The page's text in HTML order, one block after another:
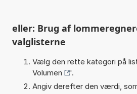
eller: Brug af
valglisterne
Vælg den rette kategori på
Volumen
'.
Angiv derefter den værdi,